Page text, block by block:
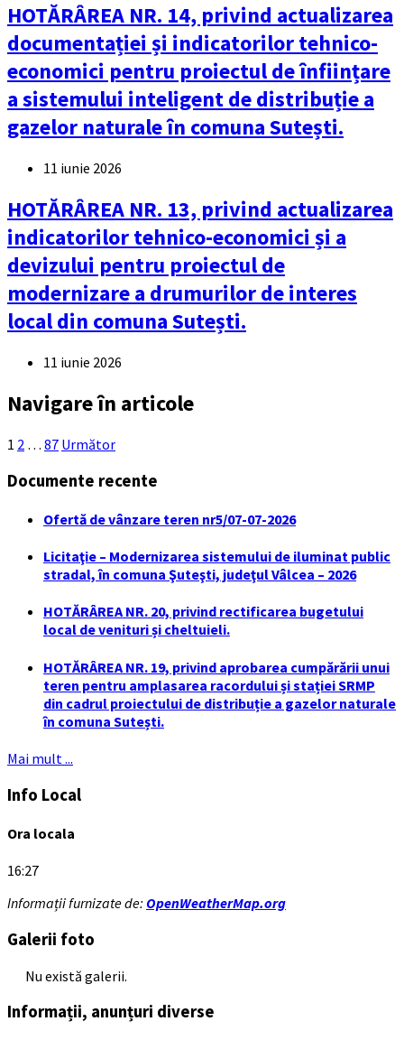
HOTĂRÂREA NR. 14, privind actualizarea
documentației și indicatorilor tehnico-
economici pentru proiectul de înființare
a sistemului inteligent de distribuție a
gazelor naturale în comuna Sutești.
11 iunie 2026
HOTĂRÂREA NR. 13, privind actualizarea
indicatorilor tehnico-economici și a
devizului pentru proiectul de
modernizare a drumurilor de interes
local din comuna Sutești.
11 iunie 2026
Navigare în articole
1 2 … 87 Următor
Documente recente
Ofertă de vânzare teren nr5/07-07-2026
Licitaţie – Modernizarea sistemului de iluminat public
stradal, în comuna Şuteşti, judeţul Vâlcea – 2026
HOTĂRÂREA NR. 20, privind rectificarea bugetului
local de venituri și cheltuieli.
HOTĂRÂREA NR. 19, privind aprobarea cumpărării unui
teren pentru amplasarea racordului și stației SRMP
din cadrul proiectului de distribuție a gazelor naturale
în comuna Sutești.
Mai mult ...
Info Local
Ora locala
16:27
Informații furnizate de: OpenWeatherMap.org
Galerii foto
Nu există galerii.
Informații, anunțuri diverse